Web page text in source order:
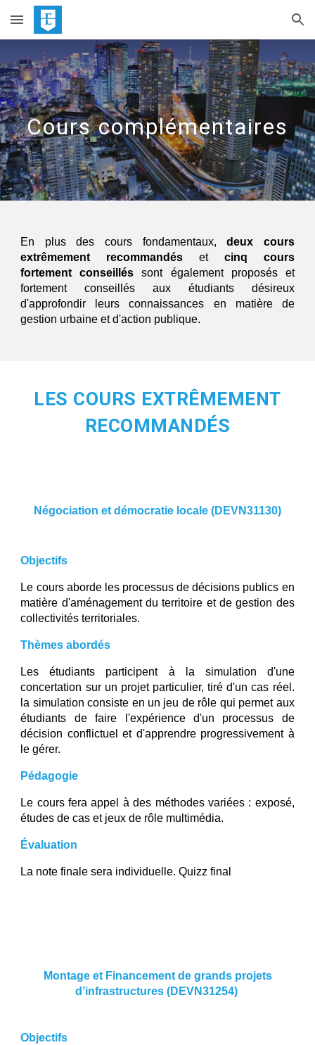
Skip to main content Skip to navigation
Cours complémentaires
En plus des cours fondamentaux,deux cours
extrêmement recommandés et cinq cours
fortement conseillés sont également proposés et
fortement conseillés aux étudiants désireux
d'approfondir leurs connaissances en matière de
gestion urbaine et d'action publique.
LES COURS EXTRÊMEMENT
RECOMMANDÉS
Négociation et démocratie locale (DEVN31130)
Objectifs
Le cours aborde les processus de décisions publics en
matière d'aménagement du territoire et de gestion des
collectivités territoriales.
Thèmes abordés
Les étudiants participent à la simulation d'une
concertation sur un projet particulier, tiré d'un cas réel.
la simulation consiste en un jeu de rôle qui permet aux
étudiants de faire l'expérience d'un processus de
décision conflictuel et d'apprendre progressivement à
le gérer.
Pédagogie
Le cours fera appel à des méthodes variées : exposé,
études de cas et jeux de rôle multimédia.
Évaluation
La note finale sera individuelle. Quizz final
Montage et Financement de grands projets
d’infrastructures(DEVN31254)
Objectifs